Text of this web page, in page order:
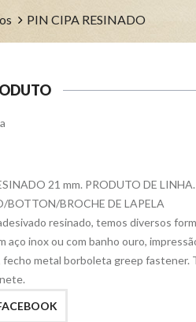
PIN CIPA RESINADO
21 mm. PRODUTO DE
BOTTON/BROCHE DE LAPELA
resinado, temos diversos
aço inox ou com banho ouro,
fecho metal borboleta greep fastener.